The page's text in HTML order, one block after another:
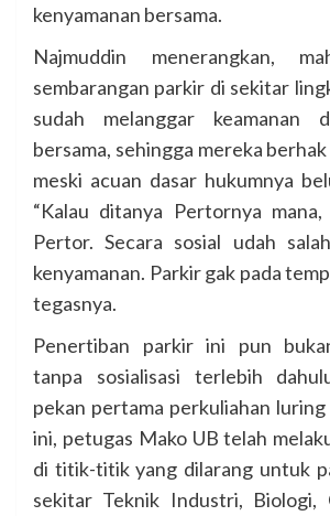
kenyamanan bersama.
Najmuddin menerangkan,
sembarangan parkir di sekitar
sudah melanggar keamanan
bersama, sehingga mereka
meski acuan dasar hukumnya
“Kalau ditanya Pertornya
Pertor. Secara sosial udah
kenyamanan. Parkir gak pada
tegasnya.
Penertiban parkir ini pun
tanpa sosialisasi terlebih
pekan pertama perkuliahan
ini, petugas Mako UB telah
di titik-titik yang dilarang untuk
sekitar Teknik Industri, Biologi,